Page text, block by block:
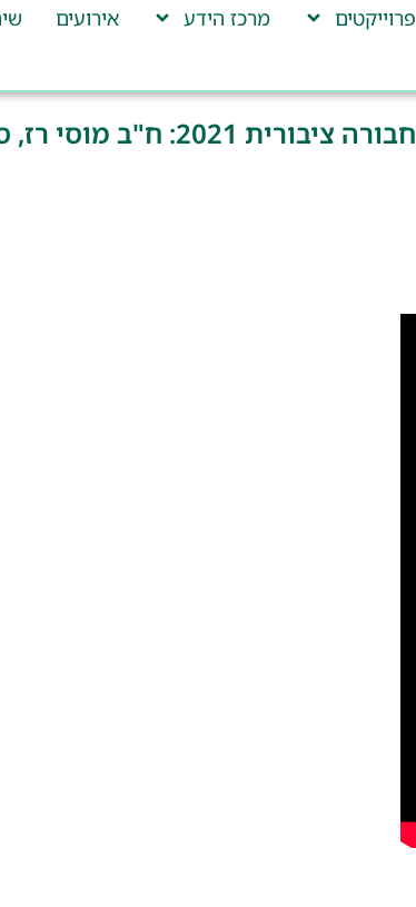
פרוייקטים מרכז הידע אירועים
2021: ח"ב מוסי רז, סיעת מרץ